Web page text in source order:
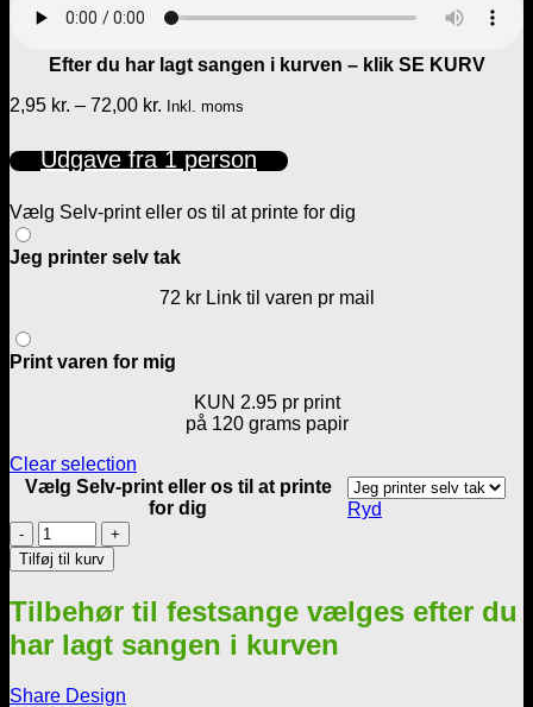
Efter du har lagt sangen i kurven – klik SE KURV
2,95 kr. – 72,00 kr. Prisinterval:
til
72,00 kr.
Inkl. moms
Udgave fra 1 person
Vælg Selv-print eller os til at printe for dig
Jeg printer selv tak
72 kr Link til varen pr mail
Print varen for mig
KUN 2.95 pr print
på 120 grams papir
Clear selection
Vælg Selv-print eller os til at printe
for dig
Ryd
En
skøn
ballonsang
konfirmanden
nr
2
Tilføj til kurv
Tilbehør til festsange vælges efter du
har lagt sangen i kurven
Share Design